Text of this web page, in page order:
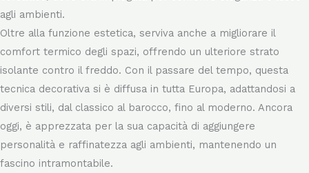
Versailles, dove era impiegata per conferire eleganza e lusso
agli ambienti.
Oltre alla funzione estetica, serviva anche a migliorare il
comfort termico degli spazi, offrendo un ulteriore strato
isolante contro il freddo. Con il passare del tempo, questa
tecnica decorativa si è diffusa in tutta Europa, adattandosi a
diversi stili, dal classico al barocco, fino al moderno. Ancora
oggi, è apprezzata per la sua capacità di aggiungere
personalità e raffinatezza agli ambienti, mantenendo un